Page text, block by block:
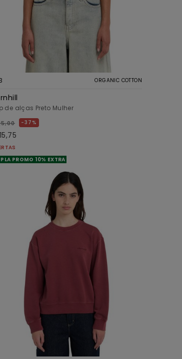
ORGANIC COTTON
de alças Preto Mulher
37%
PROMO 10% EXTRA